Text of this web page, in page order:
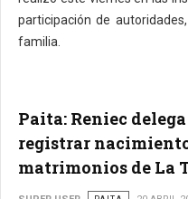
participación de
familia.
Paita: Reniec
registrar
matrimonios de La